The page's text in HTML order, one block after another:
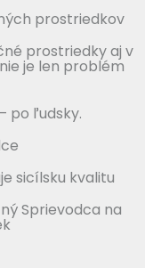
prostriedkov
prostriedky aj v
je len problém
po ľudsky.
sicílsku kvalitu
Sprievodca na